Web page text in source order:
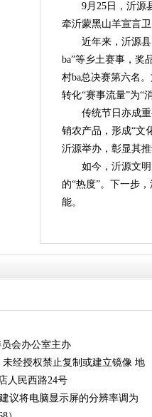
9月25日，沂源县
牵沂蒙黑山羊宣言
近年来，沂源县以
ba”等乡土赛事，奖
村ba总决赛第六名
转化“赛事流量”为“
传统节日亦成重
销农产品，形成“文
沂源举办，彰显其
如今，沂源文
的“热度”。下一步
能。
员会办公室主办
经授权禁止复制或建立镜像 地
人民西路24号
议将电脑显示屏的分辨率调为